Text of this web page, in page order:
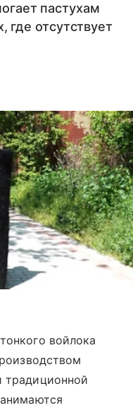
пастухам
где отсутствует
войлока
традиционной